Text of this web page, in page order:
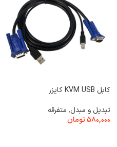
کابل KVM USB کایزر
تبدیل و مبدل, متفرقه
۵۸۰,۰۰۰تومان